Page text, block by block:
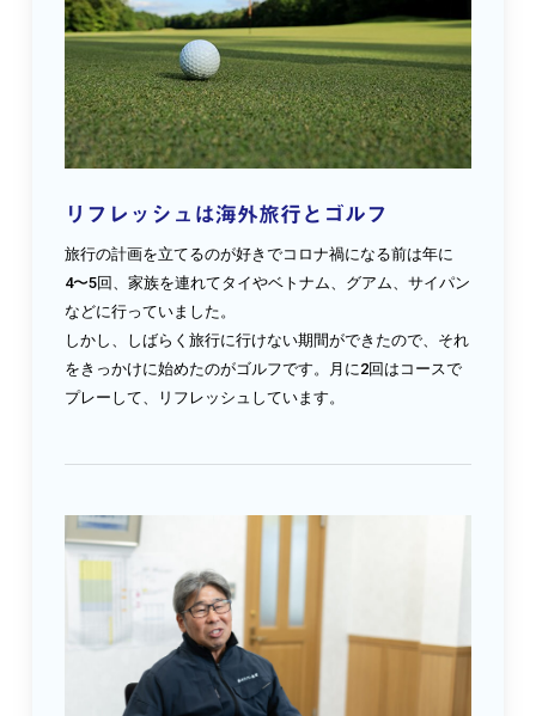
リフレッシュは海外旅行とゴルフ
旅行の計画を立てるのが好きでコロナ禍になる前は年に
4〜5回、家族を連れてタイやベトナム、グアム、サイパン
などに行っていました。
しかし、しばらく旅行に行けない期間ができたので、それ
をきっかけに始めたのがゴルフです。月に2回はコースで
プレーして、リフレッシュしています。